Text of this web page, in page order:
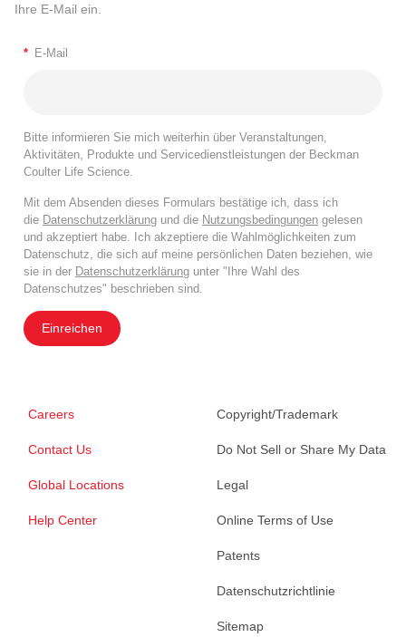
Ihre E-Mail ein.
* E-Mail
Bitte informieren Sie mich weiterhin über Veranstaltungen,
Aktivitäten, Produkte und Servicedienstleistungen der Beckman
Coulter Life Science.
Mit dem Absenden dieses Formulars bestätige ich, dass ich
die Datenschutzerklärung und die Nutzungsbedingungen gelesen
und akzeptiert habe. Ich akzeptiere die Wahlmöglichkeiten zum
Datenschutz, die sich auf meine persönlichen Daten beziehen, wie
sie in der Datenschutzerklärung unter "Ihre Wahl des
Datenschutzes" beschrieben sind.
Einreichen
Careers
Contact Us
Global Locations
Help Center
Copyright/Trademark
Do Not Sell or Share My Data
Legal
Online Terms of Use
Patents
Datenschutzrichtlinie
Sitemap